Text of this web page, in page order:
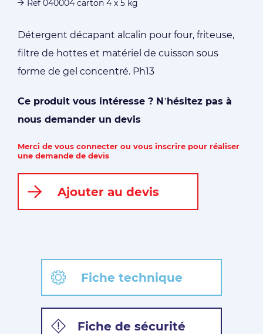
Ref 040004 carton 4 x 5 kg
Détergent décapant alcalin pour four, friteuse,
filtre de hottes et matériel de cuisson sous
forme de gel concentré. Ph13
Ce produit vous intéresse ? N’hésitez pas à
nous demander un devis
Merci de vous connecter ou vous inscrire pour réaliser
une demande de devis
Ajouter au devis
Fiche technique
Fiche de sécurité